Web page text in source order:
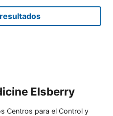
Elsberry
Centros para el Control y